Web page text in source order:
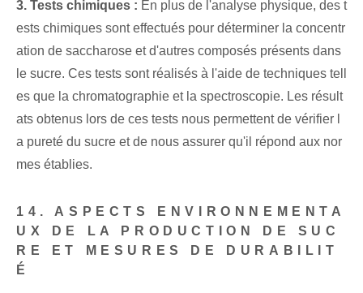
3. Tests chimiques : En plus de l'analyse physique, des t
ests chimiques sont effectués pour déterminer la concentr
ation de saccharose et d'autres composés présents dans
le sucre. Ces tests sont réalisés à l'aide de techniques tell
es que la chromatographie et la spectroscopie. Les résult
ats obtenus lors de ces tests nous permettent de vérifier l
a pureté du sucre et de nous assurer qu'il répond aux nor
mes établies.
14. ASPECTS ENVIRONNEMENTA
UX DE LA PRODUCTION DE SUC
RE ET MESURES DE DURABILIT
É